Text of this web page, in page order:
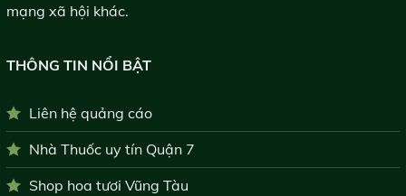
mạng xã hội khác.
THÔNG TIN NỔI BẬT
Liên hệ quảng cáo
Nhà Thuốc uy tín Quận 7
Shop hoa tươi Vũng Tàu